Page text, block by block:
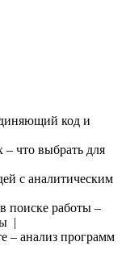
код и
что выбрать для
с аналитическим
поиске работы –
|
– анализ программ